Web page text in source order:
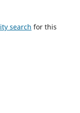
search for this